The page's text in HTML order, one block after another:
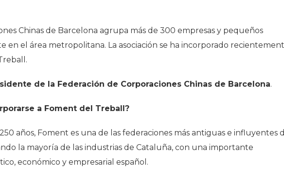
Chinas de Barcelona agrupa más de 300 empresas y pequeños
en el área metropolitana. La asociación se ha incorporado
de la Federación de Corporaciones Chinas de Barcelona.
a Foment del Treball?
años, Foment es una de las federaciones más antiguas e influyentes
la mayoría de las industrias de Cataluña, con una importante
económico y empresarial español.